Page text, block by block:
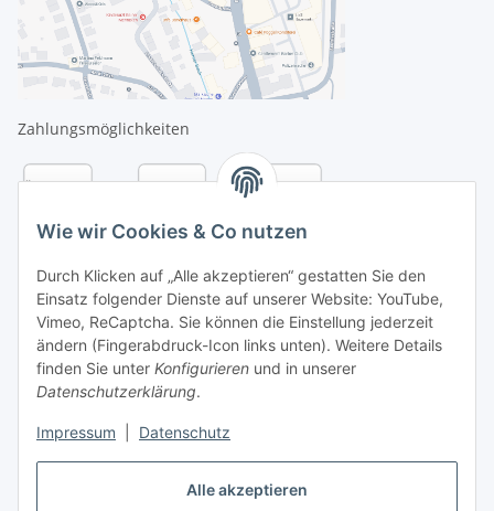
Alle akzeptieren
Wie wir Cookies & Co nutzen
Durch Klicken auf „Alle akzeptieren“ gestatten Sie den
Einsatz folgender Dienste auf unserer Website: YouTube,
Vimeo, ReCaptcha. Sie können die Einstellung jederzeit
ändern (Fingerabdruck-Icon links unten). Weitere Details
finden Sie unter Konfigurieren und in unserer
Datenschutzerklärung.
Impressum Datenschutz
Zahlungsmöglichkeiten